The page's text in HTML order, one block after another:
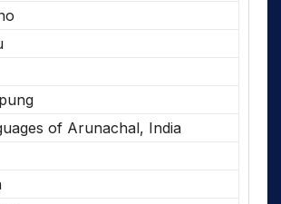
of Arunachal, India